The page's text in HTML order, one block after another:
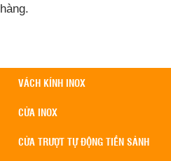
hàng.
VÁCH KÍNH INOX
CỬA INOX
CỬA TRƯỢT TỰ ĐỘNG TIỀN SẢNH